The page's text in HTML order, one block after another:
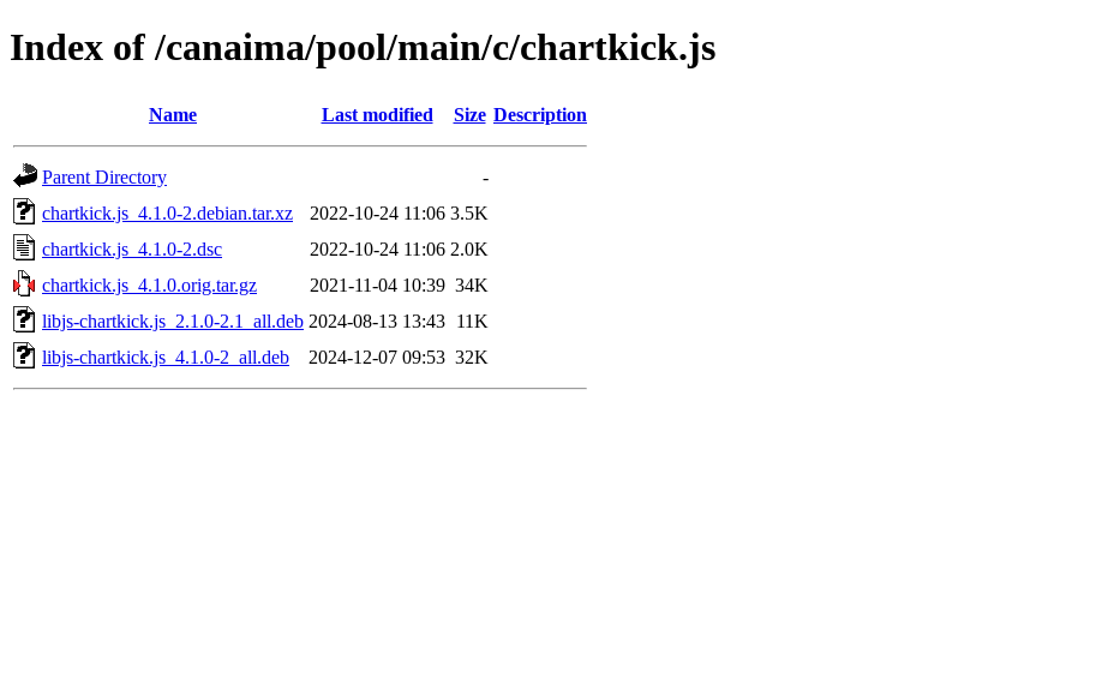
Index of /canaima/pool/main/c/chartkick.js
Name Last modified Size Description
Parent Directory
-
chartkick.js_4.1.0-2.debian.tar.xz
2022-10-24 11:06 3.5K
chartkick.js_4.1.0-2.dsc
2022-10-24 11:06 2.0K
chartkick.js_4.1.0.orig.tar.gz
2021-11-04 10:39 34K
libjs-chartkick.js_2.1.0-2.1_all.deb 2024-08-13 13:43 11K
libjs-chartkick.js_4.1.0-2_all.deb
2024-12-07 09:53 32K